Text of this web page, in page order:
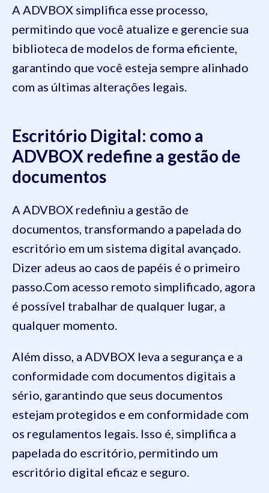
A ADVBOX simplifica esse processo,
permitindo que você atualize e gerencie sua
biblioteca de modelos de forma eficiente,
garantindo que você esteja sempre alinhado
com as últimas alterações legais.
Escritório Digital: como a
ADVBOX redefine a gestão de
documentos
A ADVBOX redefiniu a gestão de
documentos, transformando a papelada do
escritório em um sistema digital avançado.
Dizer adeus ao caos de papéis é o primeiro
passo.Com acesso remoto simplificado, agora
é possível trabalhar de qualquer lugar, a
qualquer momento.
Além disso, a ADVBOX leva a segurança e a
conformidade com documentos digitais a
sério, garantindo que seus documentos
estejam protegidos e em conformidade com
os regulamentos legais. Isso é, simplifica a
papelada do escritório, permitindo um
escritório digital eficaz e seguro.